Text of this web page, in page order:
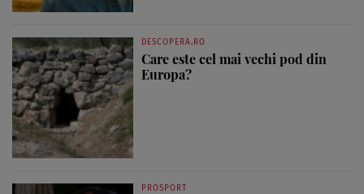
DESCOPERA.RO
Care este cel mai vechi pod din
Europa?
PROSPORT